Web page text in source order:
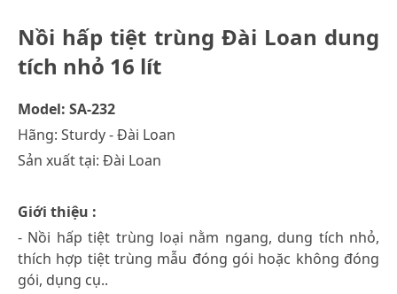
Nồi hấp tiệt trùng Đài Loan dung
tích nhỏ 16 lít
Model: SA-232
Hãng: Sturdy - Đài Loan
Sản xuất tại: Đài Loan
Giới thiệu :
- Nồi hấp tiệt trùng loại nằm ngang, dung tích nhỏ,
thích hợp tiệt trùng mẫu đóng gói hoặc không đóng
gói, dụng cụ..